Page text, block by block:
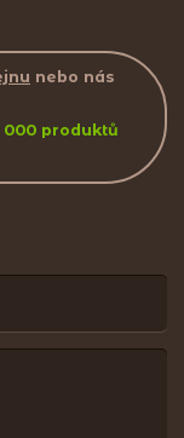
nebo nás
000 produktů